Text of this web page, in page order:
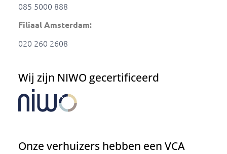
085 5000 888
Filiaal Amsterdam:
020 260 2608
Wij zijn NIWO gecertificeerd
Onze verhuizers hebben een VCA